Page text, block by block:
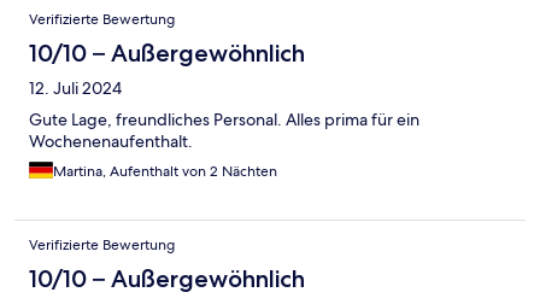
Verifizierte Bewertung
10/10 – Außergewöhnlich
12. Juli 2024
Gute Lage, freundliches Personal. Alles prima für ein
Wochenenaufenthalt.
Martina, Aufenthalt von 2 Nächten
Verifizierte Bewertung
10/10 – Außergewöhnlich